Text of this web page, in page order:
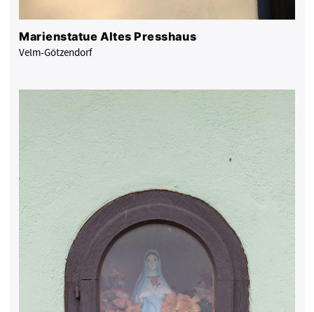
Marienstatue Altes Presshaus
Velm-Götzendorf